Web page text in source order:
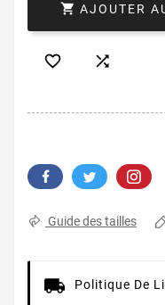
 AJOUTER
 
Guide des tailles
Politique De